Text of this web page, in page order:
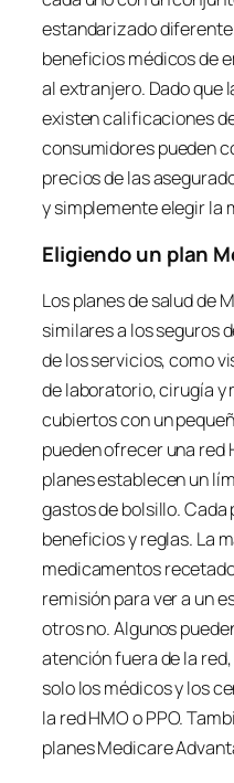
estandarizado
beneficios médicos de
al extranjero. Dado que
existen calificaciones
consumidores pueden
precios de las
y simplemente elegir la
Eligiendo un plan
Los planes de salud de
similares a los seguros
de los servicios, como
de laboratorio, cirugía y
cubiertos con un
pueden ofrecer una red
planes establecen un
gastos de bolsillo.
beneficios y reglas. La
medicamentos
remisión para ver a un
otros no. Algunos
atención fuera de la
solo los médicos y los
la red HMO o PPO.
planes Medicare